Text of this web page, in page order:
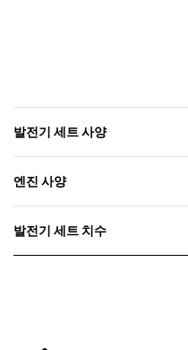
발전기 세트 사양
엔진 사양
발전기 세트 치수